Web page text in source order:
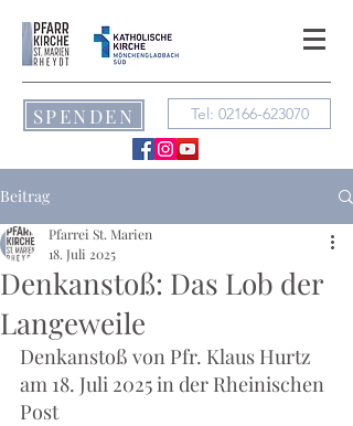
SPENDEN Tel: 02166-623070
Beitrag
Denkanstoß: Das Lob der
Langeweile
Pfarrei St. Marien
18. Juli 2025
Denkanstoß von Pfr. Klaus Hurtz
am 18. Juli 2025 in der Rheinischen
Post